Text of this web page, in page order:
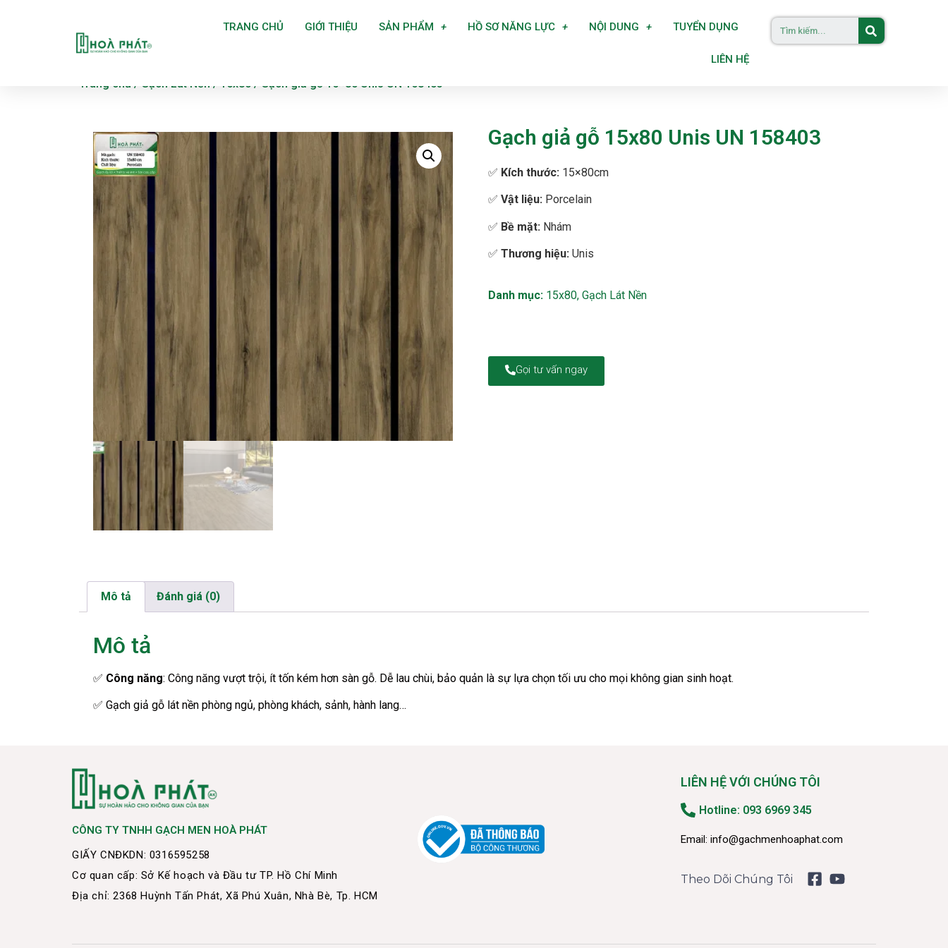
TRANG CHỦ GIỚI THIỆU SẢN PHẨM HỒ SƠ NĂNG LỰC NỘI DUNG TUYỂN DỤNG
LIÊN HỆ
Trang chủ / Gạch Lát Nền / 15x80 / Gạch giả gỗ 15×80 Unis UN 158403
Gạch giả gỗ 15x80 Unis UN 158403
✅ Kích thước: 15×80cm
✅ Vật liệu: Porcelain
✅ Bề mặt: Nhám
✅ Thương hiệu: Unis
Danh mục: 15x80, Gạch Lát Nền
Gọi tư vấn ngay
Mô tả Đánh giá (0)
Mô tả
✅ Công năng: Công năng vượt trội, ít tốn kém hơn sàn gỗ. Dễ lau chùi, bảo quản là sự lựa chọn tối ưu cho mọi không gian sinh hoạt.
✅ Gạch giả gỗ lát nền phòng ngủ, phòng khách, sảnh, hành lang…
CÔNG TY TNHH GẠCH MEN HOÀ PHÁT
GIẤY CNĐKDN: 0316595258
Cơ quan cấp: Sở Kế hoạch và Đầu tư TP. Hồ Chí Minh
Địa chỉ: 2368 Huỳnh Tấn Phát, Xã Phú Xuân, Nhà Bè, Tp. HCM
LIÊN HỆ VỚI CHÚNG TÔI
Hotline: 093 6969 345
Email: info@gachmenhoaphat.com
Theo Dõi Chúng Tôi